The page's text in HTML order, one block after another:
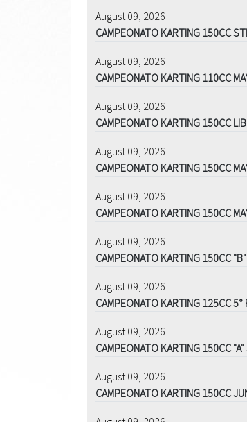
August 09, 2026
CAMPEONATO KARTING 150CC
August 09, 2026
CAMPEONATO KARTING 110CC
August 09, 2026
CAMPEONATO KARTING 150CC
August 09, 2026
CAMPEONATO KARTING 150CC
August 09, 2026
CAMPEONATO KARTING 150CC
August 09, 2026
CAMPEONATO KARTING 150CC
August 09, 2026
CAMPEONATO KARTING 125CC 5°
August 09, 2026
CAMPEONATO KARTING 150CC
August 09, 2026
CAMPEONATO KARTING 150CC